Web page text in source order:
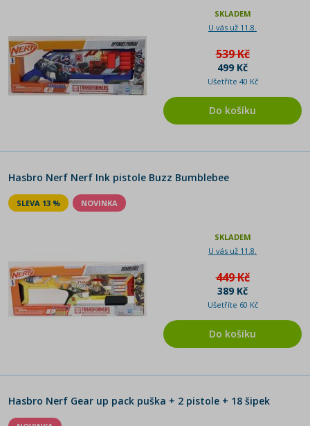
SKLADEM
U vás už 11.8.
539 Kč
499 Kč
Ušetříte 40 Kč
Do košíku
Hasbro Nerf Nerf Ink pistole Buzz Bumblebee
SLEVA 13 % NOVINKA
SKLADEM
U vás už 11.8.
449 Kč
389 Kč
Ušetříte 60 Kč
Do košíku
Hasbro Nerf Gear up pack puška + 2 pistole + 18 šipek